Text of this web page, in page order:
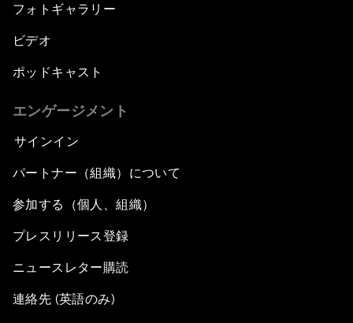
フォトギャラリー
ビデオ
ポッドキャスト
エンゲージメント
サインイン
パートナー（組織）について
参加する（個人、組織）
プレスリリース登録
ニュースレター購読
連絡先 (英語のみ)